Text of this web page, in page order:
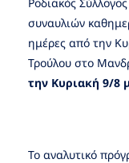
συναυλιών
ημέρες από την
Τρούλου στο
την Κυριακή 9/8
Το αναλυτικό